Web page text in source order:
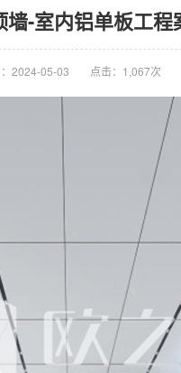
墙-室内铝单板工程
2024-05-03 点击：1,067次